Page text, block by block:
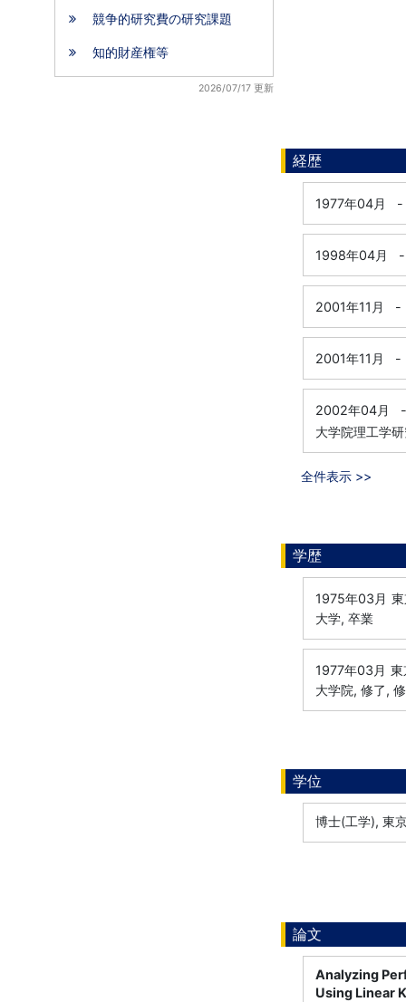
競争的研究費の研究課題
知的財産権等
2026/07/17 更新
経歴
1977年04月 -
1998年04月 -
2001年11月 -
2001年11月 -
2002年04月
-
大学院理工学
全件表示 >>
学歴
1975年03月
大学, 卒業
1977年03月 東
大学院, 修了,
学位
博士(工学), 東
論文
Analyzing
Using Linear